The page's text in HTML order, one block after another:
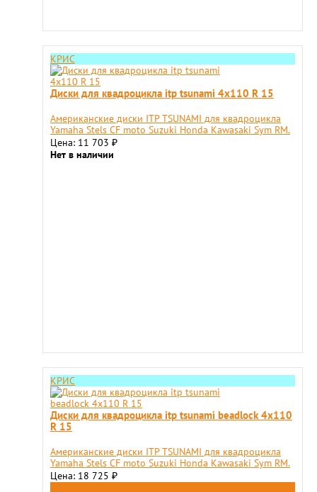
КРИС
Диски для квадроцикла itp tsunami 4x110 R 15
Американские диски ITP TSUNAMI для квадроцикла
Yamaha Stels CF moto Suzuki Honda Kawasaki Sym RM.
Цена: 11 703 ₽
Нет в наличии
КРИС
Диски для квадроцикла itp tsunami beadlock 4x110
R 15
Американские диски ITP TSUNAMI для квадроцикла
Yamaha Stels CF moto Suzuki Honda Kawasaki Sym RM.
Цена: 18 725 ₽